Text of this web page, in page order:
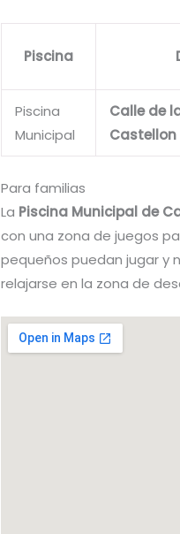
Piscina
Piscina
Municipal
Calle de
Castellon
Para familias
La Piscina Municipal de
con una zona de juegos
pequeños puedan jugar y
relajarse en la zona de